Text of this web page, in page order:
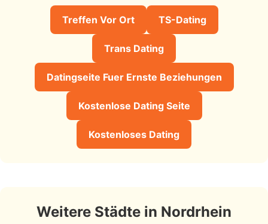
Treffen Vor Ort TS-Dating
Trans Dating
Datingseite Fuer Ernste Beziehungen
Kostenlose Dating Seite
Kostenloses Dating
Weitere Städte in Nordrhein